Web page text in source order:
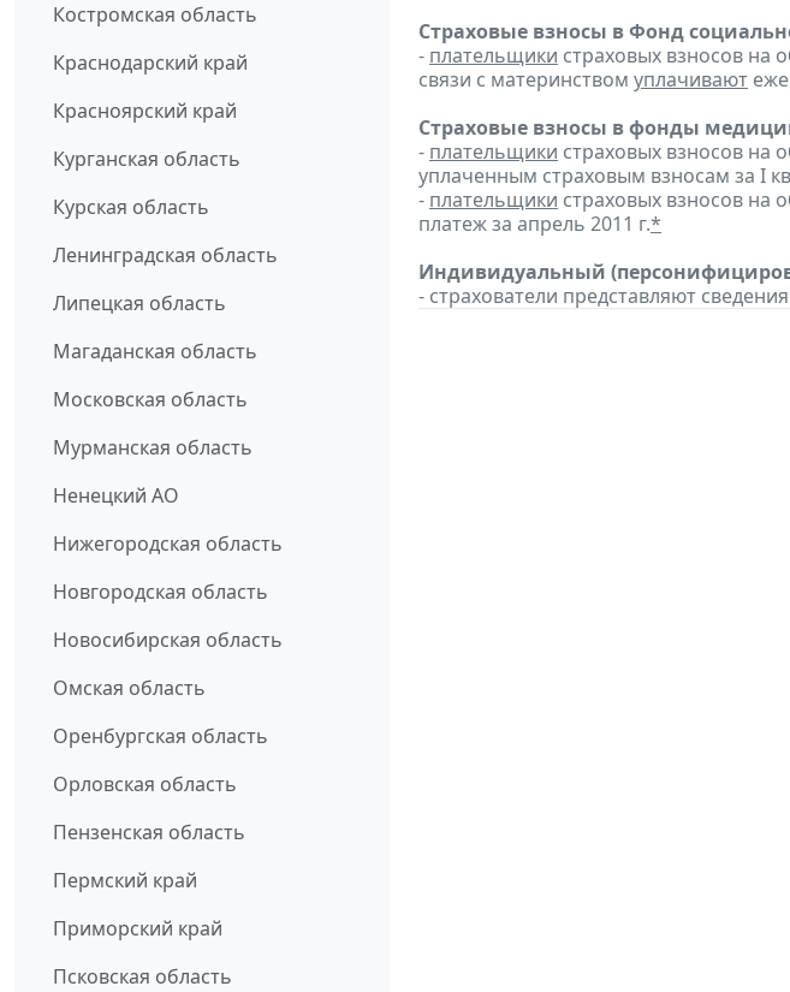
Костромская область
Краснодарский край
Красноярский край
Курганская область
Курская область
Ленинградская область
Липецкая область
Магаданская область
Московская область
Мурманская область
Ненецкий АО
Нижегородская область
Новгородская область
Новосибирская область
Омская область
Оренбургская область
Орловская область
Пензенская область
Пермский край
Приморский край
Псковская область
Страховые взносы в Фонд
- плательщики страховых взносов на
связи с материнством уплачивают
Страховые взносы в фонды
- плательщики страховых взносов на
уплаченным страховым взносам за I
- плательщики страховых взносов на
платеж за апрель 2011 г.*
Индивидуальный
- страхователи представляют